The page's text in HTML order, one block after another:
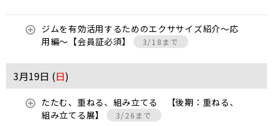
ジムを有効活用するためのエクササイズ紹介〜応
用編〜【会員証必須】
3/18まで
3月19日 (日)
たたむ、重ねる、組み立てる 【後期：重ねる、
組み立てる展】
3/26まで